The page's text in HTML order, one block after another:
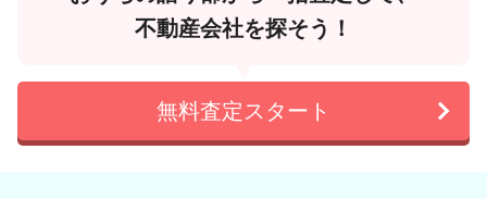
不動産会社を探そう！
無料査定スタート